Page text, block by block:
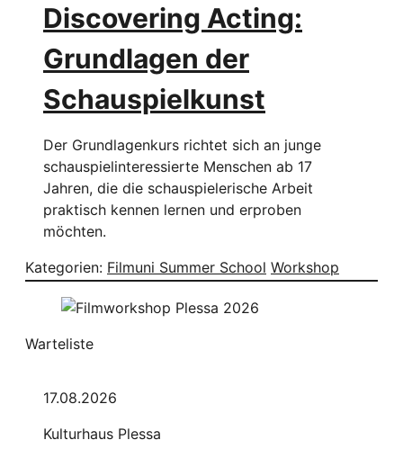
Discovering Acting:
Grundlagen der
Schauspielkunst
Der Grundlagenkurs richtet sich an junge
schauspielinteressierte Menschen ab 17
Jahren, die die schauspielerische Arbeit
praktisch kennen lernen und erproben
möchten.
Kategorien: Filmuni Summer School Workshop
Warteliste
17.08.2026
Kulturhaus Plessa